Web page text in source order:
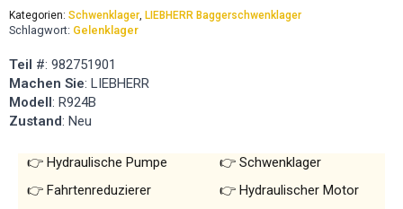
Kategorien: Schwenklager, LIEBHERR Baggerschwenklager
Schlagwort: Gelenklager
Teil #: 982751901
Machen Sie: LIEBHERR
Modell: R924B
Zustand: Neu
Hydraulische Pumpe
Fahrtenreduzierer
Schwenklager
Hydraulischer Motor